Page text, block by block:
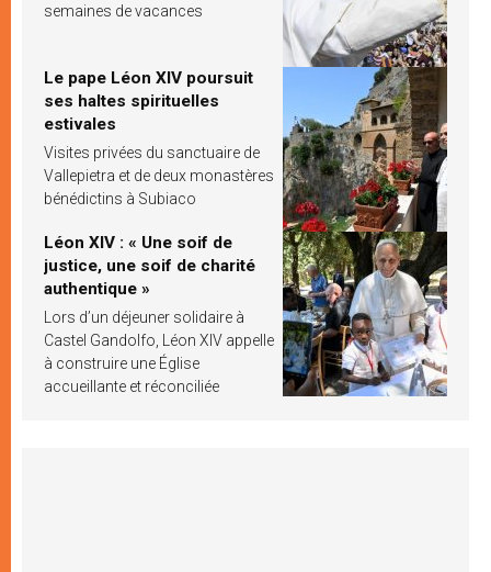
semaines de vacances
Le pape Léon XIV poursuit
ses haltes spirituelles
estivales
Visites privées du sanctuaire de
Vallepietra et de deux monastères
bénédictins à Subiaco
Léon XIV : « Une soif de
justice, une soif de charité
authentique »
Lors d’un déjeuner solidaire à
Castel Gandolfo, Léon XIV appelle
à construire une Église
accueillante et réconciliée